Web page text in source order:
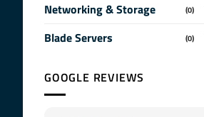
Networking & Storage (0)
Blade Servers (0)
GOOGLE REVIEWS